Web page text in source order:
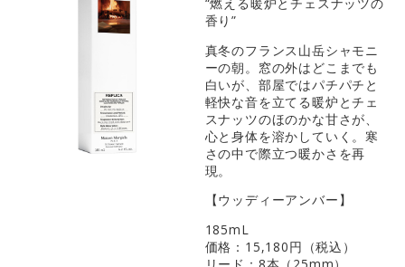
香り”
真冬のフランス山岳シャモニ
ーの朝。窓の外はどこまでも
白いが、部屋ではパチパチと
軽快な音を立てる暖炉とチェ
スナッツのほのかな甘さが、
心と身体を溶かしていく。寒
さの中で際立つ暖かさを再
現。
【ウッディーアンバー】
185mL
価格：15,180円（税込）